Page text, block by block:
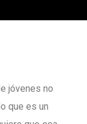
jóvenes no
que es un